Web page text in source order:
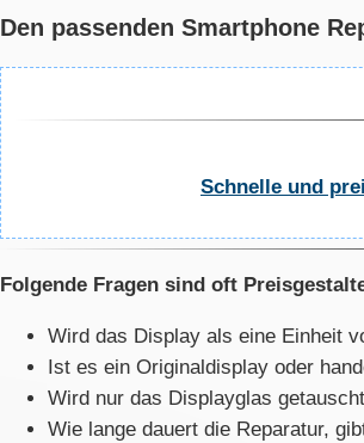
Den passenden Smartphone
Schnelle und
Folgende Fragen sind oft
Wird das Display als eine Einheit
Ist es ein Originaldisplay oder
Wird nur das Displayglas
Wie lange dauert die Reparatur,